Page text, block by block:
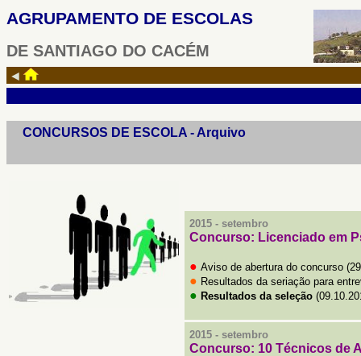
AGRUPAMENTO DE ESCOLAS
DE SANTIAGO DO CACÉM
◄
CONCURSOS DE ESCOLA - Arquivo
2015 - setembro
Concurso: Licenciado em
● Aviso de abertura do concurso
● Resultados da seriação para
● Resultados da seleção
2015 - setembro
Concurso: 10 Técnicos de